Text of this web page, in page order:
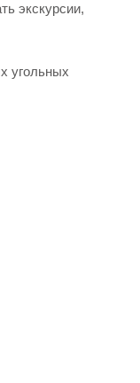
экскурсии,
угольных